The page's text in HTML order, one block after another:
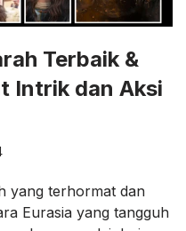
Terbaik &
Intrik dan Aksi
yang terhormat dan
Eurasia yang tangguh